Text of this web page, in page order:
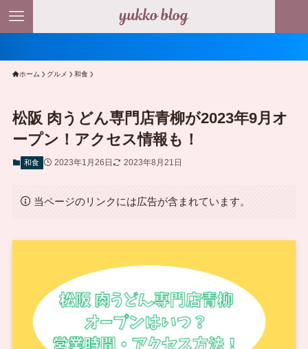
ホーム グルメ 和食
松阪 肉うどん専門店青柳が2023年9月オ
ープン！アクセス情報も！
和食 2023年1月26日 2023年8月21日
当ページのリンクには広告が含まれています。